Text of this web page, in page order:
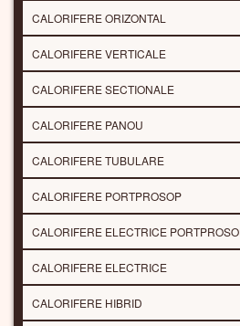
CALORIFERE ORIZONTAL
CALORIFERE VERTICALE
CALORIFERE SECTIONALE
CALORIFERE PANOU
CALORIFERE TUBULARE
CALORIFERE PORTPROSOP
CALORIFERE ELECTRICE
CALORIFERE ELECTRICE
CALORIFERE HIBRID